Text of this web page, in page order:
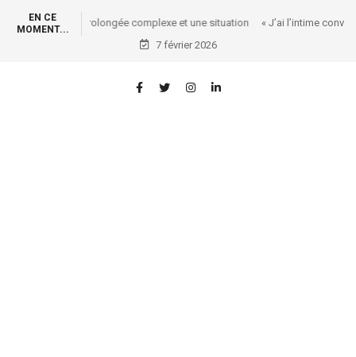
EN CE
MOMENT...
« J’ai l’intime conviction qu’on peut faire l’OIF un levier
économique mondial important»
7 février 2026